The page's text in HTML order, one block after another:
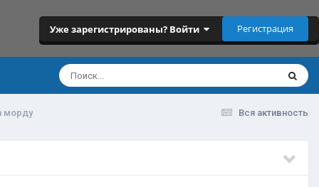
Уже зарегистрированы? Войти Регистрация
Вся активность
морду